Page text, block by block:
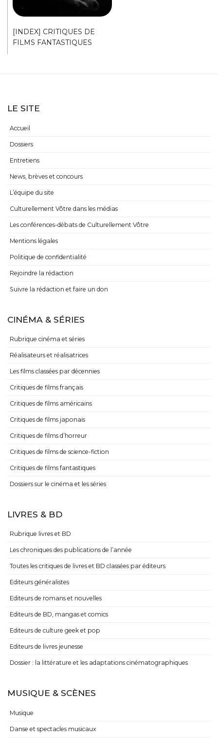
[INDEX] CRITIQUES DE
FILMS FANTASTIQUES
LE SITE
Accueil
Dossiers
Entretiens
News, brèves et concours
L’équipe du site
Culturellement Vôtre dans les médias
Les conférences-débats de Culturellement Vôtre
Mentions légales
Politique de confidentialité
Rejoindre la rédaction
Suivre la rédaction et faire un don
CINÉMA & SÉRIES
Rubrique cinéma et séries
Réalisateurs et réalisatrices
Les films classées par décennies
Critiques de films français
Critiques de films américains
Critiques de films japonais
Critiques de films d’horreur
Critiques de films de science-fiction
Critiques de films fantastiques
Dossiers sur le cinéma et les séries
LIVRES & BD
Rubrique livres et BD
Les chroniques des publications de l’année
Toutes les critiques de livres et BD classées par éditeurs
Editeurs généralistes
Editeurs de romans et nouvelles
Editeurs de BD, mangas et comics
Editeurs de culture geek et pop
Editeurs de livres jeunesse
Dossier : la littérature et les adaptations cinématographiques
MUSIQUE & SCÈNES
Musique
Danse et spectacles musicaux